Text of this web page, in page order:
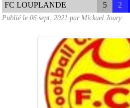
FC LOUPLANDE 5 2
Publié le 06 sept. 2021 par Mickael Joury